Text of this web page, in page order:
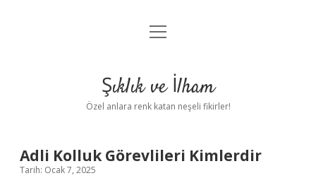
Anasayfa
Yasal Uyarı
menüyü
Şıklık ve İlham
Özel anlara renk katan neşeli fikirler!
Adli Kolluk Görevlileri Kimlerdir
Tarih: Ocak 7, 2025